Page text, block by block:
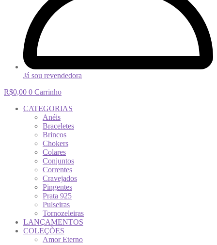
Já sou revendedora
R$0,00 0 Carrinho
CATEGORIAS
Anéis
Braceletes
Brincos
Chokers
Colares
Conjuntos
Correntes
Cravejados
Pingentes
Prata 925
Pulseiras
Tornozeleiras
LANÇAMENTOS
COLEÇÕES
Amor Eterno